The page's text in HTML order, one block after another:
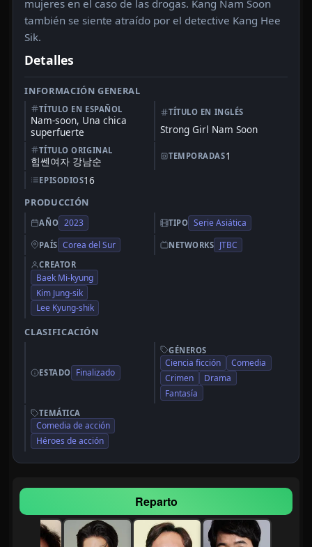
mujeres en el caso de las drogas. Kang Nam Soon
también se siente atraído por el detective Kang Hee
Sik.
Detalles
INFORMACIÓN GENERAL
TÍTULO EN ESPAÑOL
Nam-soon, Una chica
superfuerte
TÍTULO EN INGLÉS
Strong Girl Nam Soon
TÍTULO ORIGINAL
힘쎈여자 강남순 TEMPORADAS1
EPISODIOS16
PRODUCCIÓN
AÑO 2023 TIPO Serie Asiática
PAÍS Corea del Sur NETWORKS JTBC
CREATOR
Baek Mi-kyung
Kim Jung-sik
Lee Kyung-shik
CLASIFICACIÓN
ESTADO Finalizado
GÉNEROS
Ciencia ficción
Comedia
Crimen
Drama
Fantasía
TEMÁTICA
Comedia de acción
Héroes de acción
Reparto